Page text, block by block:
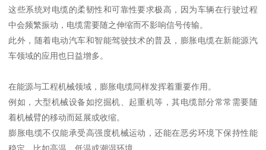
这些系统对电缆的柔韧性和可靠性要求极高，因为车辆在行驶过程
中会频繁振动，电缆需要随之伸缩而不影响信号传输。
此外，随着电动汽车和智能驾驶技术的普及，膨胀电缆在新能源汽
车领域的应用也日益增多。
在能源与工程机械领域，膨胀电缆同样发挥着重要作用。
例如，大型机械设备如挖掘机、起重机等，其电缆部分常常需要随
着机械臂的移动而延展或收缩。
膨胀电缆不仅能承受高强度机械运动，还能在恶劣环境下保持性能